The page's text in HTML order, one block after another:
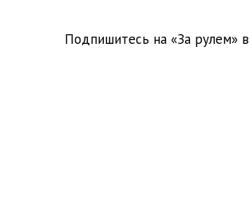
Подпишитесь на «За рулем» в